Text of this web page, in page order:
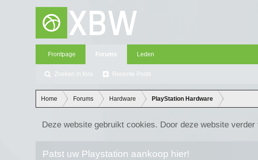
Frontpage Forums
Zoeken in fora Recente Posts
Leden
Home Forums Hardware PlayStation Hardware
Deze website gebruikt cookies. Door deze website
Patst uw Playstation aankoop hier!